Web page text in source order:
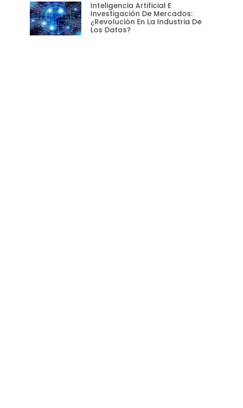
Inteligencia Artificial E
Investigación De Mercados:
¿revolución En La Industria De
Los Datos?